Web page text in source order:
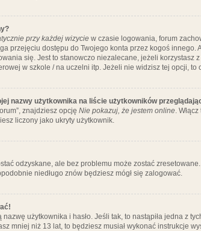
przy każdej wizycie w czasie logowania, forum
przejęciu dostępu do Twojego konta przez kogoś innego.
się. Jest to stanowczo niezalecane, jeżeli korzystasz
w szkole / na uczelni itp. Jeżeli nie widzisz tej opcji, to
nazwy użytkownika na liście użytkowników
znajdziesz opcję Nie pokazuj, że jestem online.
liczony jako ukryty użytkownik.
odzyskane, ale bez problemu może zostać
niedługo znów będziesz mógł się zalogować.
użytkownika i hasło. Jeśli tak, to nastąpiła jedna z
mniej niż 13 lat, to będziesz musiał wykonać instrukcje